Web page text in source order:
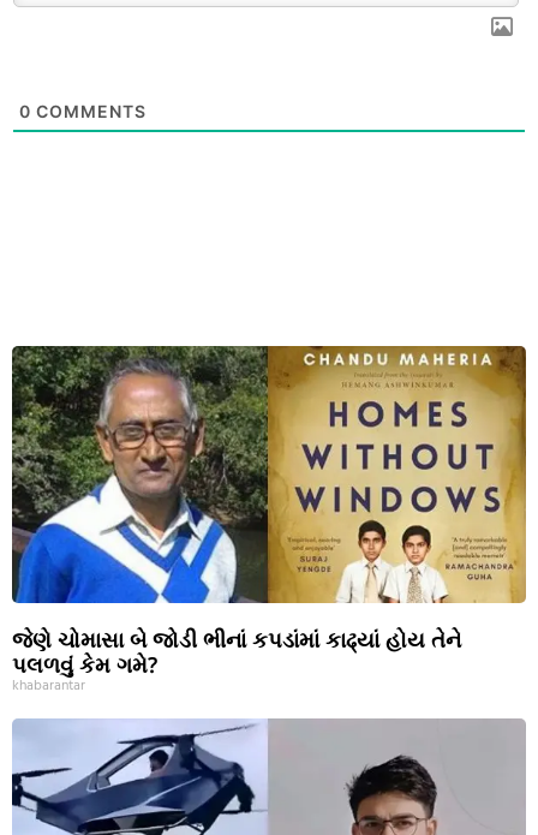
0 COMMENTS
જેણે ચોમાસા બે જોડી ભીનાં કપડાંમાં કાઢ્યાં હોય તેને
પલળવું કેમ ગમે?
khabarantar